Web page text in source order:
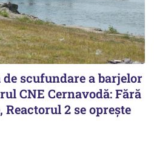
scufundare a barjelor
CNE Cernavodă: Fără
2 se oprește